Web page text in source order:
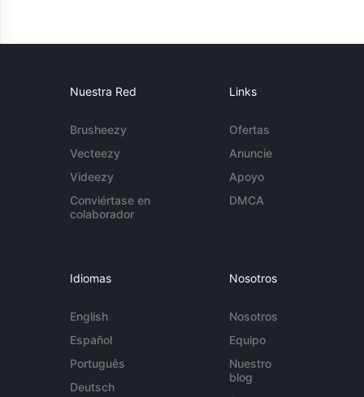
Nuestra Red
Brusheezy
Vecteezy
Videezy
Conviértase en
colaborador
Links
Ofertas
Anuncie
Apoyo
DMCA
Idiomas
English
Español
Português
Deutsch
Nosotros
Nosotros
Equipo
Nuestro
blog